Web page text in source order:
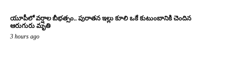
యూపీలో వర్షాల బీభత్సం.. పురాతన ఇల్లు కూలి ఒకే కుటుంబానికి చెందిన
ఆరుగురు మృతి
3 hours ago